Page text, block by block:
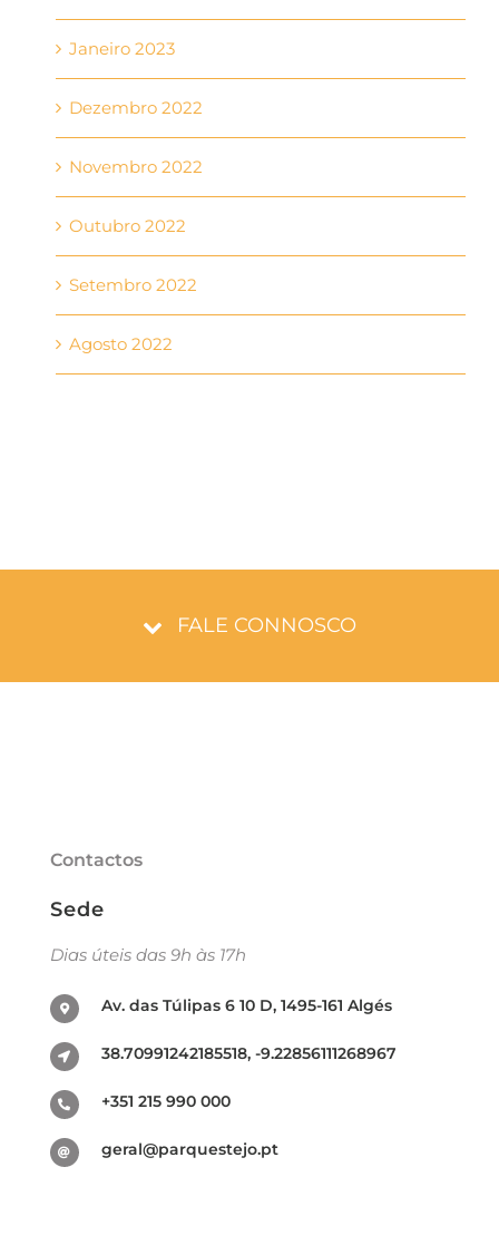
Janeiro 2023
Dezembro 2022
Novembro 2022
Outubro 2022
Setembro 2022
Agosto 2022
FALE CONNOSCO
Contactos
Sede
Dias úteis das 9h às 17h
Av. das Túlipas 6 10 D, 1495-161 Algés
38.70991242185518, -9.22856111268967
+351 215 990 000
geral@parquestejo.pt